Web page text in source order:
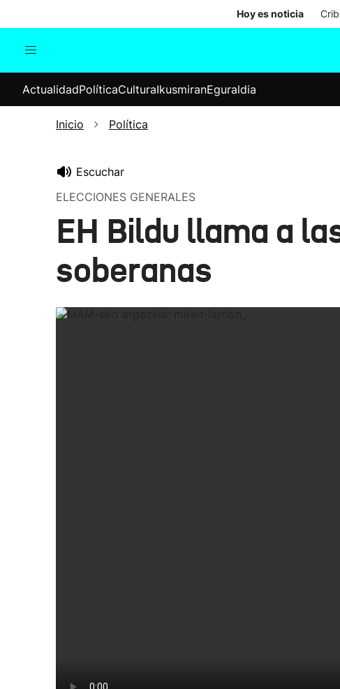
Hoy es noticia
Internacional
Elecciones
ActualidadPolíticaCulturaIkusmiranEguraldia
Inicio Política
Escuchar
ELECCIONES GENERALES
EH Bildu llama a
soberanas